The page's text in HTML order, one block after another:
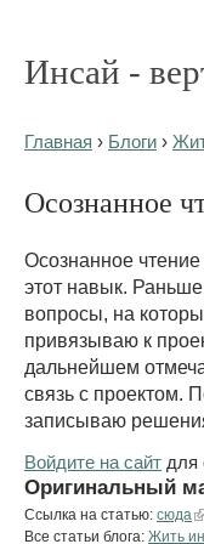
Инсай -
Главная › Блоги ›
Осознанное
Осознанное
этот навык.
вопросы, на
привязываю к
дальнейшем
связь с проектом.
записываю
Войдите на сайт для
Оригинальный
Ссылка на статью: сюда
Все статьи блога: Жить